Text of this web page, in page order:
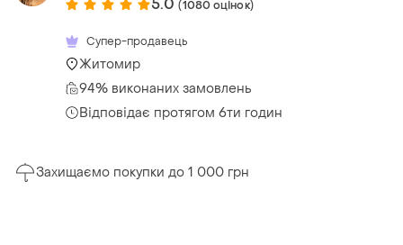
5.0 (1080 оцінок)
Супер-продавець
Житомир
94% виконаних замовлень
Відповідає протягом 6ти годин
Захищаємо покупки до 1 000 грн